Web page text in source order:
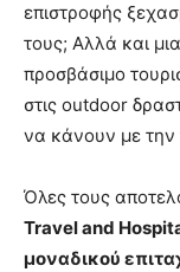
επιστροφής
τους; Αλλά και
προσβάσιμο
στις outdoor
να κάνουν με την
Όλες τους
Traveland
μοναδικού